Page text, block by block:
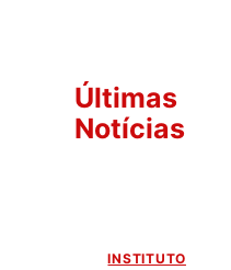
Últimas
Notícias
INSTITUTO